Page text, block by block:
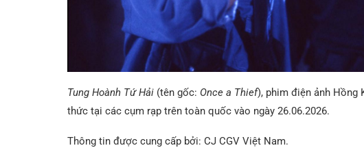
Tung Hoành Tứ Hải(tên gốc: Once a Thief), phim điện ảnh Hồng
thức tại các cụm rạp trên toàn quốc vào ngày 26.06.2026.
Thông tin được cung cấp bởi: CJ CGV Việt Nam.